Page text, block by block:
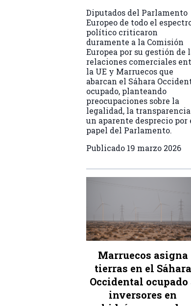
Diputados del Parlamento
Europeo de todo el
político criticaron
duramente a la Comisión
Europea por su gestión de
relaciones comerciales
la UE y Marruecos que
abarcan el Sáhara
ocupado, planteando
preocupaciones sobre la
legalidad, la
un aparente desprecio por
papel del Parlamento.
Publicado 19 marzo 2026
Marruecos asigna
tierras en el Sáhara
Occidental ocupado
inversores en